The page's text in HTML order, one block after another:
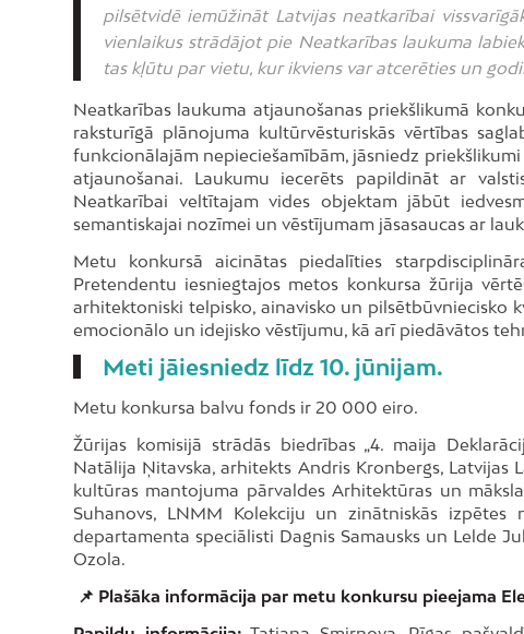
pilsētvidē iemūžināt Latvijas neatkarībai
vienlaikus strādājot pie Neatkarības laukuma
tas kļūtu par vietu, kur ikviens var atcerēties un
Neatkarības laukuma atjaunošanas priekšlikumā
raksturīgā plānojuma kultūrvēsturiskās vērtības
funkcionālajām nepieciešamībām, jāsniedz
atjaunošanai. Laukumu iecerēts papildināt ar
Neatkarībai veltītajam vides objektam jābūt
semantiskajai nozīmei un vēstījumam jāsasaucas ar
Metu konkursā aicinātas piedalīties
Pretendentu iesniegtajos metos konkursa žūrija
arhitektoniski telpisko, ainavisko un pilsētbūvniecisko
emocionālo un idejisko vēstījumu, kā arī piedāvātos
Meti jāiesniedz līdz 10. jūnijam.
Metu konkursa balvu fonds ir 20 000 eiro.
Žūrijas komisijā strādās biedrības „4. maija
Natālija Ņitavska, arhitekts Andris Kronbergs, Latvijas
kultūras mantojuma pārvaldes Arhitektūras un
Suhanovs, LNMM Kolekciju un zinātniskās izpētes
departamenta speciālisti Dagnis Samausks un Lelde
Ozola.
📌 Plašāka informācija par metu konkursu pieejama